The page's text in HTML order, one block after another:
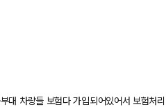
입되어있어서 보험처리 2. 군대차량 행렬중 3번이나 차량 갈